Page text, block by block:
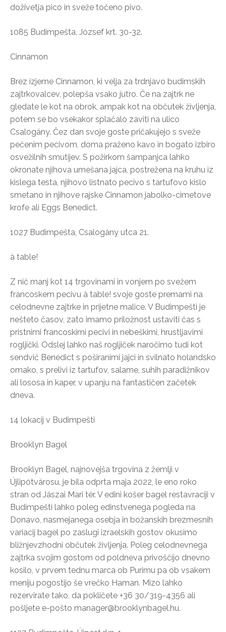
doživetja pico in sveže točeno pivo.
1085 Budimpešta, József krt. 30-32.
Cinnamon
Brez izjeme Cinnamon, ki velja za trdnjavo budimskih
zajtrkovalcev, polepša vsako jutro. Če na zajtrk ne
gledate le kot na obrok, ampak kot na občutek življenja,
potem se bo vsekakor splačalo zaviti na ulico
Csalogány. Čez dan svoje goste pričakujejo s sveže
pečenim pecivom, doma praženo kavo in bogato izbiro
osvežilnih smutijev. S požirkom šampanjca lahko
okronate njihova umešana jajca, postrežena na kruhu iz
kislega testa, njihovo listnato pecivo s tartufovo kislo
smetano in njihove rajske Cinnamon jabolko-cimetove
krofe ali Eggs Benedict.
1027 Budimpešta, Csalogány utca 21.
à table!
Z nič manj kot 14 trgovinami in vonjem po svežem
francoskem pecivu à table! svoje goste premami na
celodnevne zajtrke in prijetne malice. V Budimpešti je
nešteto časov, zato imamo priložnost ustaviti čas s
pristnimi francoskimi pecivi in nebeškimi, hrustljavimi
rogljički. Odslej lahko naš rogljiček naročimo tudi kot
sendvič Benedict s poširanimi jajci in svilnato holandsko
omako, s prelivi iz tartufov, salame, suhih paradižnikov
ali lososa in kaper, v upanju na fantastičen začetek
dneva.
14 lokacij v Budimpešti
Brooklyn Bagel
Brooklyn Bagel, najnovejša trgovina z žemlji v
Újlipótvárosu, je bila odprta maja 2022, le eno roko
stran od Jászai Mari tér. V edini košer bagel restavraciji v
Budimpešti lahko poleg edinstvenega pogleda na
Donavo, nasmejanega osebja in božanskih brezmesnih
variacij bagel po zaslugi izraelskih gostov okusimo
bližnjevzhodni občutek življenja. Poleg celodnevnega
zajtrka svojim gostom od poldneva privoščijo dnevno
kosilo, v prvem tednu marca ob Purimu pa ob vsakem
meniju pogostijo še vrečko Haman. Mizo lahko
rezervirate tako, da pokličete +36 30/319-4356 ali
pošljete e-pošto manager@brooklynbagel.hu.